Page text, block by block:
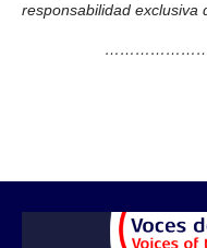
responsabilidad exclusiva